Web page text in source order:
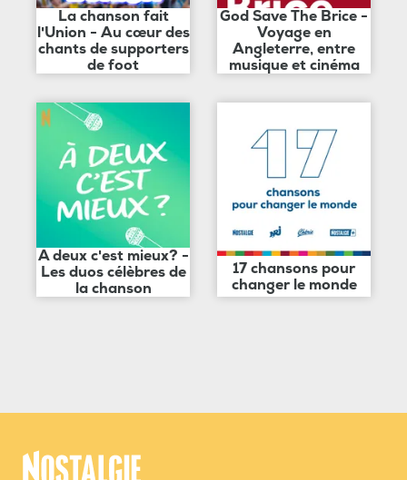
La chanson fait
l'Union - Au cœur des
chants de supporters
de foot
God Save The Brice -
Voyage en
Angleterre, entre
musique et cinéma
A deux c'est mieux? -
Les duos célèbres de
la chanson
17 chansons pour
changer le monde